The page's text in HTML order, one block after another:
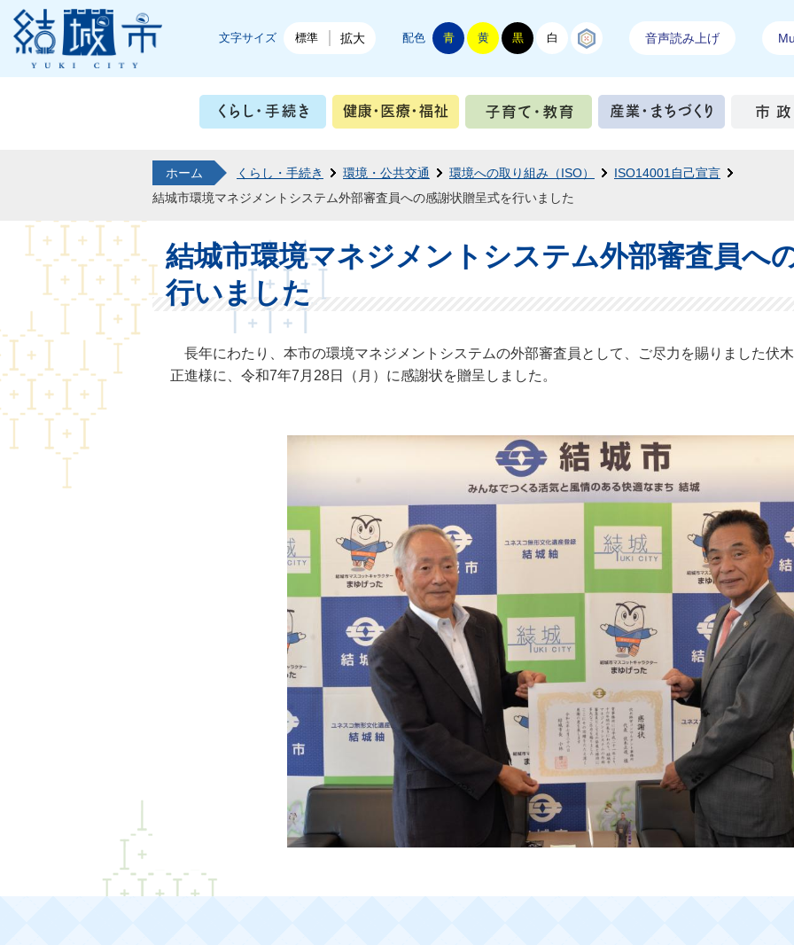
結城市公式ホームページ
文字サイズ 標準 拡大 配色 青 黄 黒 白 音声読み上げ
くらし・手続き 健康・医療・福祉 子育て・教育 産業・
ホーム くらし・手続き 環境・公共交通 環境への取り組み（ISO）
ISO14001自己宣言
結城市環境マネジメントシステム外部審査員への感謝状贈呈式を行いました
結城市環境マネジメントシステム外部審査員へ
行いました
長年にわたり、本市の環境マネジメントシステムの外部審査員として、ご尽力を賜りました
正進様に、令和7年7月28日（月）に感謝状を贈呈しました。